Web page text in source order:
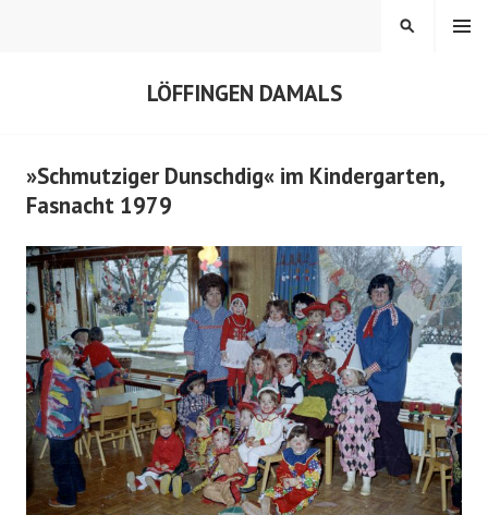
LÖFFINGEN DAMALS
MENÜ
SUCHEN
»Schmutziger Dunschdig« im Kindergarten,
Fasnacht 1979